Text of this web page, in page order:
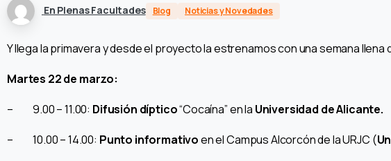
En Plenas Facultades Blog Noticias y Novedades
Y llega la primavera y desde el proyecto la estrenamos con una semana llena
Martes 22 de marzo:
– 9.00 – 11.00: Difusión díptico“Cocaína” en la Universidad de Alicante.
– 10.00 – 14.00: Punto informativoen el Campus Alcorcón de la URJC (